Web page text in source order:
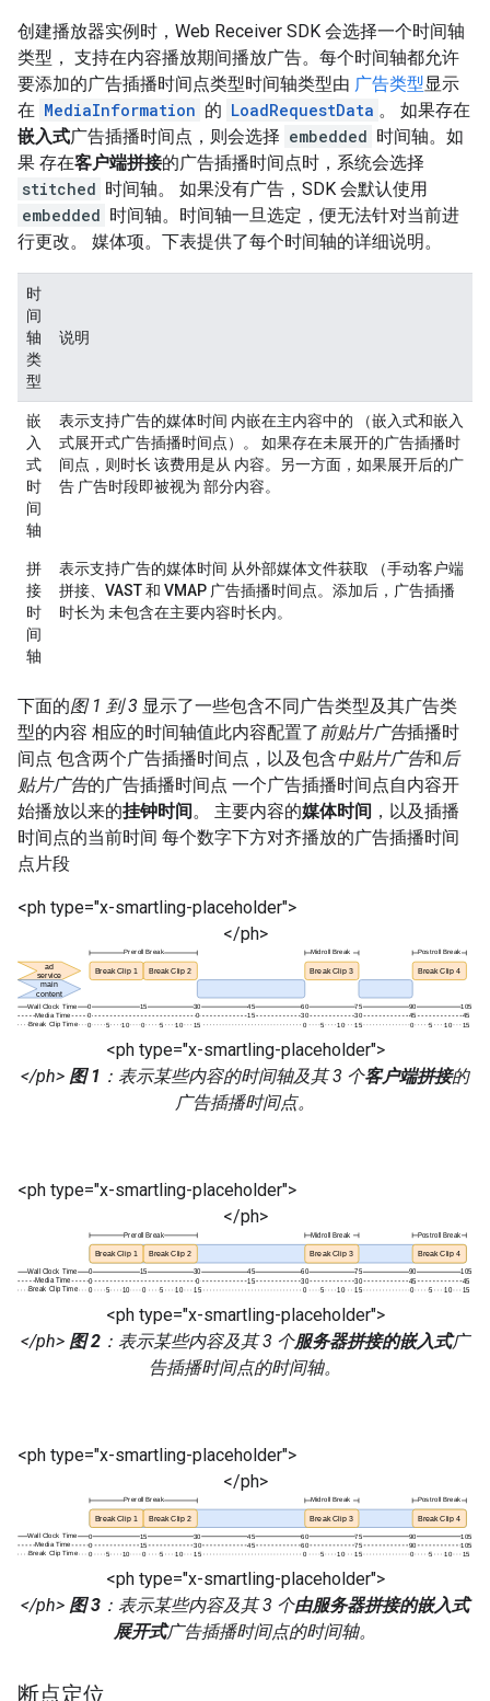
创建播放器实例时，Web Receiver SDK 会选择一个时间轴
类型， 支持在内容播放期间播放广告。每个时间轴都允许
要添加的广告插播时间点类型时间轴类型由 广告类型显示
在 MediaInformation 的 LoadRequestData 。 如果存在
嵌入式广告插播时间点，则会选择 embedded 时间轴。如
果 存在客户端拼接的广告插播时间点时，系统会选择
stitched 时间轴。 如果没有广告，SDK 会默认使用
embedded 时间轴。时间轴一旦选定，便无法针对当前进
行更改。 媒体项。下表提供了每个时间轴的详细说明。
时
间
轴
类
型
说明
嵌
入
式
时
间
轴
表示支持广告的媒体时间 内嵌在主内容中的 （嵌入式和嵌入
式展开式广告插播时间点）。 如果存在未展开的广告插播时
间点，则时长 该费用是从 内容。另一方面，如果展开后的广
告 广告时段即被视为 部分内容。
拼
接
时
间
轴
表示支持广告的媒体时间 从外部媒体文件获取 （手动客户端
拼接
VAST和 VMAP 广告插播时间点。添加后，广告插播
时长为 未包含在主要内容时长内。
下面的图 1 到 3 显示了一些包含不同广告类型及其广告类
型的内容 相应的时间轴值此内容配置了 前贴片广告插播时
间点 包含两个广告插播时间点，以及包含中贴片广告和后
贴片广告的广告插播时间点 一个广告插播时间点自内容开
始播放以来的挂钟时间。 主要内容的媒体时间 ，以及插播
时间点的当前时间 每个数字下方对齐播放的广告插播时间
点片段
<ph type="x-smartling-placeholder">
</ph>
<ph type="x-smartling-placeholder">
</ph> 图 1 ：表示某些内容的时间轴及其 3 个客户端拼接的
广告插播时间点。
<ph type="x-smartling-placeholder">
</ph>
<ph type="x-smartling-placeholder">
</ph> 图 2 ：表示某些内容及其 3 个服务器拼接的嵌入式广
告插播时间点的时间轴。
<ph type="x-smartling-placeholder">
</ph>
<ph type="x-smartling-placeholder">
</ph> 图 3 ：表示某些内容及其 3 个由服务器拼接的嵌入式
展开式广告插播时间点的时间轴。
断点定位